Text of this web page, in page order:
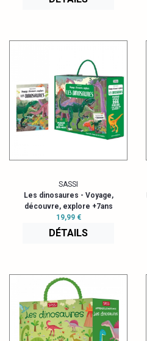
SASSI
Les dinosaures - Voyage,
découvre, explore +7ans
19,99 €
DÉTAILS